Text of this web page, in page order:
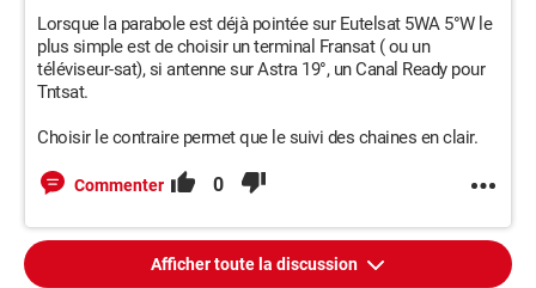
Lorsque la parabole est déjà pointée sur Eutelsat 5WA 5°W le
plus simple est de choisir un terminal Fransat ( ou un
téléviseur-sat), si antenne sur Astra 19°, un Canal Ready pour
Tntsat.
Choisir le contraire permet que le suivi des chaines en clair.
Commenter 0
Afficher toute la discussion